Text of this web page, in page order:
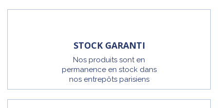
STOCK GARANTI
Nos produits sont en
permanence en stock dans
nos entrepôts parisiens